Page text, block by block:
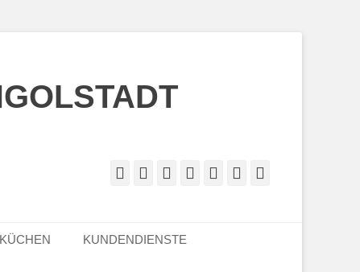
Facebook
TwitterGoogleplusInstagram
Website
KUNDENDIENSTE